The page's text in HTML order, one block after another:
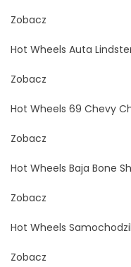
Zobacz
Hot Wheels Auta
Zobacz
Hot Wheels 69 Chevy
Zobacz
Hot Wheels Baja Bone
Zobacz
Hot Wheels
Zobacz